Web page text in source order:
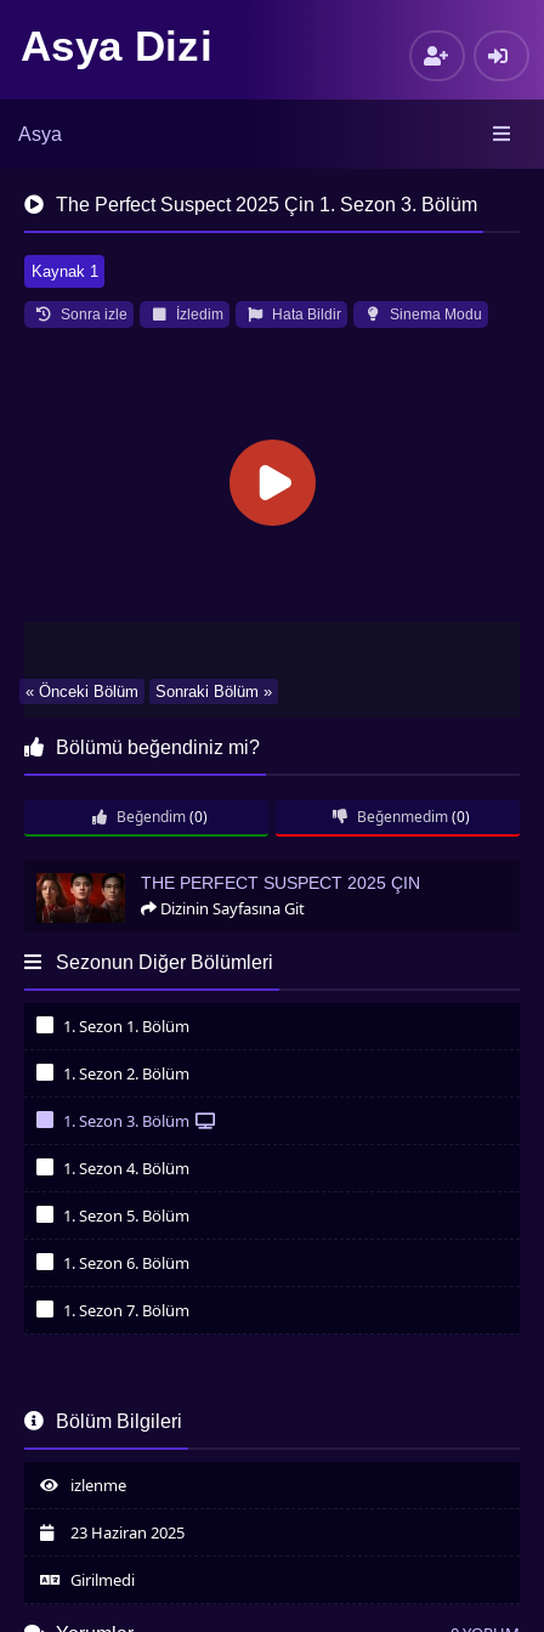
Asya Dizi
Asya
The Perfect Suspect 2025 Çin 1. Sezon 3. Bölüm
Kaynak 1
Sonra izle İzledim Hata Bildir Sinema Modu
Sonraki Bölüm »
« Önceki Bölüm
Bölümü beğendiniz mi?
Beğendim (0) Beğenmedim (0)
The Perfect Suspect 2025 Çin
THE PERFECT SUSPECT 2025 ÇIN
Dizinin Sayfasına Git
Sezonun Diğer Bölümleri
1. Sezon 1. Bölüm
1. Sezon 2. Bölüm
1. Sezon 3. Bölüm
1. Sezon 4. Bölüm
1. Sezon 5. Bölüm
1. Sezon 6. Bölüm
1. Sezon 7. Bölüm
Bölüm Bilgileri
izlenme
23 Haziran 2025
Girilmedi